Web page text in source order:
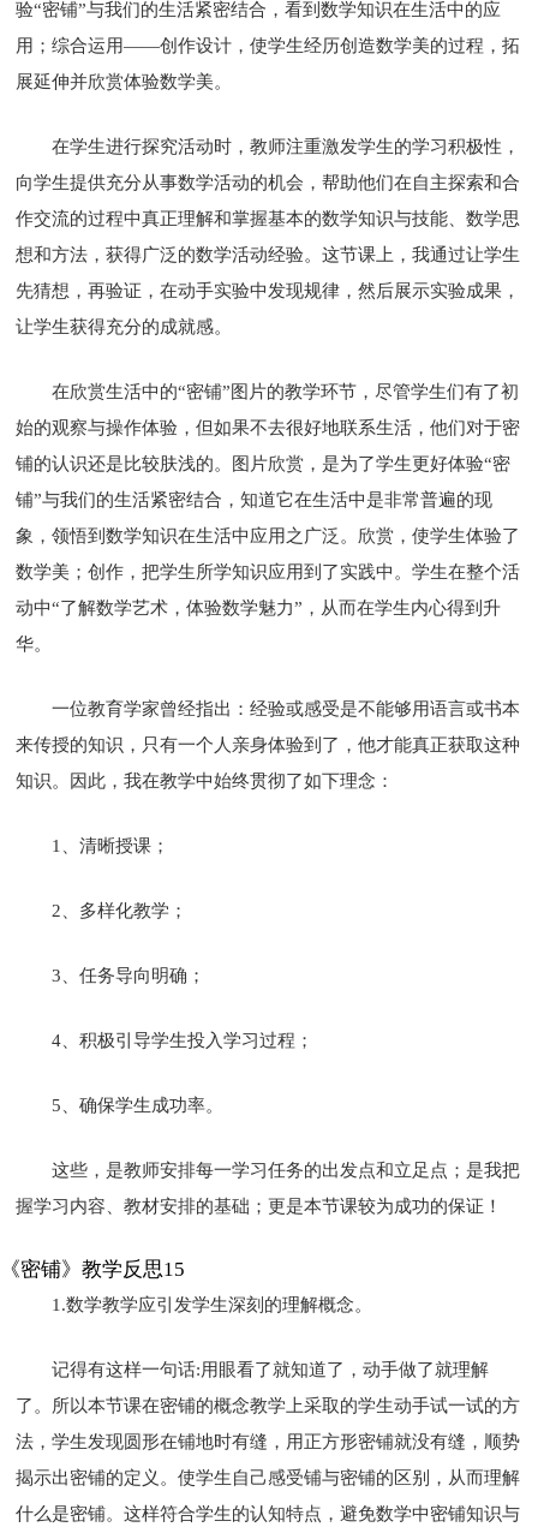
验“密铺”与我们的生活紧密结合，看到数学知识在生活中的应
用；综合运用——创作设计，使学生经历创造数学美的过程，拓
展延伸并欣赏体验数学美。
在学生进行探究活动时，教师注重激发学生的学习积极性，
向学生提供充分从事数学活动的机会，帮助他们在自主探索和合
作交流的过程中真正理解和掌握基本的数学知识与技能、数学思
想和方法，获得广泛的数学活动经验。这节课上，我通过让学生
先猜想，再验证，在动手实验中发现规律，然后展示实验成果，
让学生获得充分的成就感。
在欣赏生活中的“密铺”图片的教学环节，尽管学生们有了初
始的观察与操作体验，但如果不去很好地联系生活，他们对于密
铺的认识还是比较肤浅的。图片欣赏，是为了学生更好体验“密
铺”与我们的生活紧密结合，知道它在生活中是非常普遍的现
象，领悟到数学知识在生活中应用之广泛。欣赏，使学生体验了
数学美；创作，把学生所学知识应用到了实践中。学生在整个活
动中“了解数学艺术，体验数学魅力”，从而在学生内心得到升
华。
一位教育学家曾经指出：经验或感受是不能够用语言或书本
来传授的知识，只有一个人亲身体验到了，他才能真正获取这种
知识。因此，我在教学中始终贯彻了如下理念：
1、清晰授课；
2、多样化教学；
3、任务导向明确；
4、积极引导学生投入学习过程；
5、确保学生成功率。
这些，是教师安排每一学习任务的出发点和立足点；是我把
握学习内容、教材安排的基础；更是本节课较为成功的保证！
《密铺》教学反思15
1.数学教学应引发学生深刻的理解概念。
记得有这样一句话:用眼看了就知道了，动手做了就理解
了。所以本节课在密铺的概念教学上采取的学生动手试一试的方
法，学生发现圆形在铺地时有缝，用正方形密铺就没有缝，顺势
揭示出密铺的定义。使学生自己感受铺与密铺的区别，从而理解
什么是密铺。这样符合学生的认知特点，避免数学中密铺知识与